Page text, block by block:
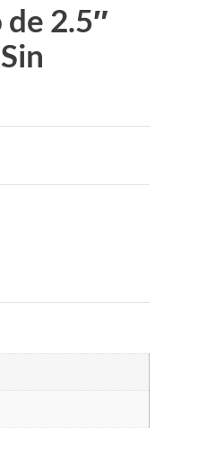
2.5″